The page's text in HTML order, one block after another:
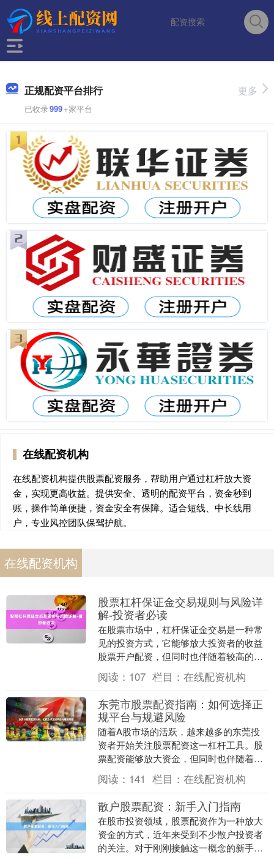
正规配资平台排行
已收录999+家平台
更多
在线配资机构
在线配资机构提供股票配资服务，帮助用户通过杠杆放大资
金，实现更高收益。提供安全、透明的配资平台，资金秒到
账，操作简单便捷，资金安全有保障。适合短线、中长线用
户，专业风控团队保驾护航。
在线配资机构
股票杠杆保证金交易规则与风险详
解-投资者必读
在股票市场中，杠杆保证金交易是一种常
见的投资方式，它能够放大投资者的收益
股票开户配资，但同时也伴随着较高的风
险。本文将详细解析股票杠杆保证金交易
的规则与风险，帮....
阅读： 107 栏目： 在线配资机构
东莞市股票配资指南：如何选择正
规平台与规避风险
随着A股市场的活跃，越来越多的东莞投
资者开始关注股票配资这一杠杆工具。股
票配资能够放大资金，但同时也伴随着较
高的风险。本文将为您详细解析在东莞如
何选择正规配资平....
阅读： 141 栏目： 在线配资机构
散户股票配资：新手入门指南
在股市投资领域，股票配资作为一种放大
资金的方式，近年来受到不少散户投资者
的关注。对于刚刚接触这一概念的新手来